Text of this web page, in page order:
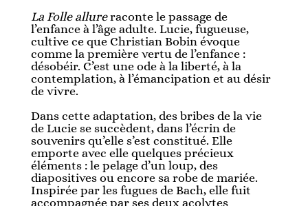
La Folle allureraconte le passage de
l’enfance à l’âge adulte. Lucie, fugueuse,
cultive ce que Christian Bobin évoque
comme la première vertu de l’enfance :
désobéir. C’est une ode à la liberté, à la
contemplation, à l’émancipation et au désir
de vivre.
Dans cette adaptation, des bribes de la vie
de Lucie se succèdent, dans l’écrin de
souvenirs qu’elle s’est constitué. Elle
emporte avec elle quelques précieux
éléments : le pelage d’un loup, des
diapositives ou encore sa robe de mariée.
Inspirée par les fugues de Bach, elle fuit
accompagnée par ses deux acolytes